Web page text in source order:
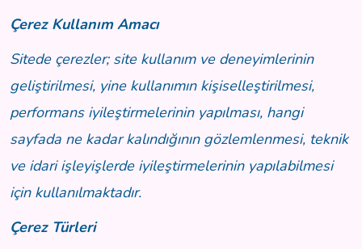
Çerez Kullanım Amacı
Sitede çerezler; site kullanım ve deneyimlerinin
geliştirilmesi, yine kullanımın kişiselleştirilmesi,
performans iyileştirmelerinin yapılması, hangi
sayfada ne kadar kalındığının gözlemlenmesi, teknik
ve idari işleyişlerde iyileştirmelerinin yapılabilmesi
için kullanılmaktadır.
Çerez Türleri